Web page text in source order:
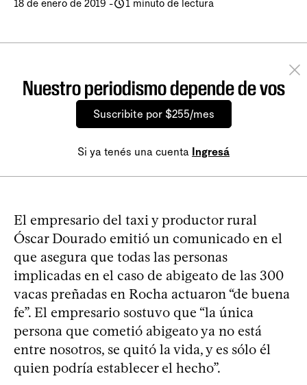
18 de enero de 2019 - 1 minuto de lectura
Nuestro periodismo depende de vos
Suscribite por $255/mes
Si ya tenés una cuenta Ingresá
El empresario del taxi y productor rural
Óscar Dourado emitió un comunicado en el
que asegura que todas las personas
implicadas en el caso de abigeato de las 300
vacas preñadas en Rocha actuaron “de buena
fe”. El empresario sostuvo que “la única
persona que cometió abigeato ya no está
entre nosotros, se quitó la vida, y es sólo él
quien podría establecer el hecho”.